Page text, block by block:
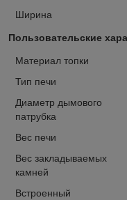
Ширина
Пользовательские
Материал топки
Тип печи
Диаметр дымового
патрубка
Вес печи
Вес закладываемых
камней
Встроенный